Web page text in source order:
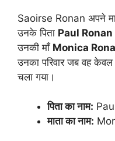
Saoirse Ronan अपने
उनके पिता Paul Ronan
उनकी माँ Monica
उनका परिवार जब वह
चला गया।
पिता का नाम:
माता का नाम: